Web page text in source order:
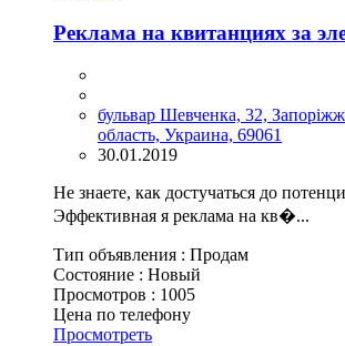
Реклама на квитанциях за
бульвар Шевченка, 32,
область, Украина, 69061
30.01.2019
Не знаете, как достучаться до
Эффективная я реклама на кв�...
Тип объявления : Продам
Состояние : Новый
Просмотров : 1005
Цена по телефону
Просмотреть